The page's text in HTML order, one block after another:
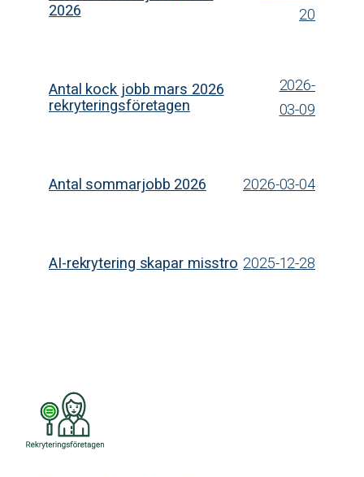
2026
20
Antal kock jobb mars 2026
rekryteringsföretagen
2026-
03-09
Antal sommarjobb 2026 2026-03-04
AI-rekrytering skapar misstro 2025-12-28